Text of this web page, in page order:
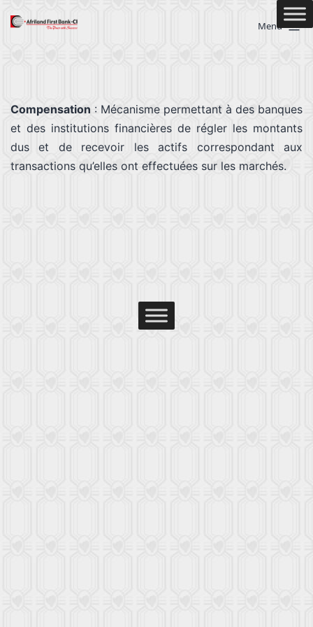
Menu
Compensation : Mécanisme permettant à des banques
et des institutions financières de régler les montants
dus et de recevoir les actifs correspondant aux
transactions qu’elles ont effectuées sur les marchés.